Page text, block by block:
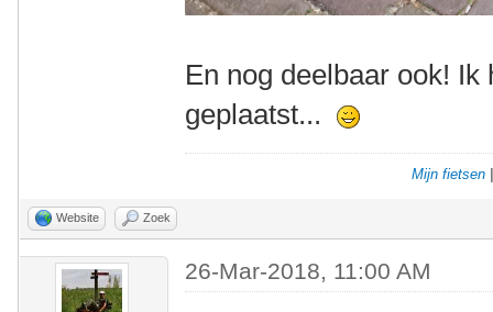
En nog deelbaar ook!
geplaatst...
Mijn fietsen
Website Zoek
26-Mar-2018, 11:00 AM